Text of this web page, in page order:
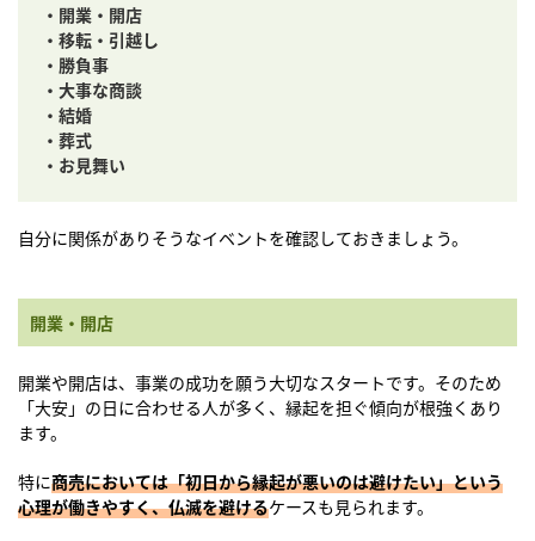
・開業・開店
・移転・引越し
・勝負事
・大事な商談
・結婚
・葬式
・お見舞い
自分に関係がありそうなイベントを確認しておきましょう。
開業・開店
開業や開店は、事業の成功を願う大切なスタートです。そのため
「大安」の日に合わせる人が多く、縁起を担ぐ傾向が根強くあり
ます。
特に商売においては「初日から縁起が悪いのは避けたい」という
心理が働きやすく、仏滅を避けるケースも見られます。